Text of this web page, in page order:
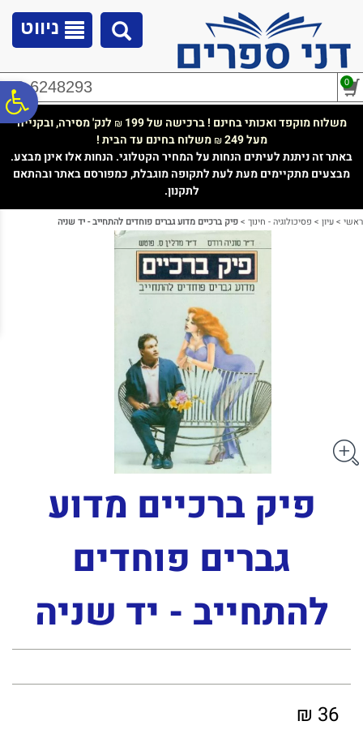
נגישות
ניווט
02-6248293 0
משלוח מוקפד ואכותי בחינם ! ברכישה של 199 ₪ לנק' מסירה, ובקנייה
מעל 249
₪משלוח בחינם עד הבית !
באתר זה ניתנת לעיתים הנחות על המחיר הקטלוגי. הנחות אלו אינן מבצע.
מבצעים מתקיימים מעת לעת לתקופה מוגבלת, כמפורסם באתר ובהתאם
לתקנון.
ראשי >עיון > פסיכולוגיה - חינוך >פיק ברכיים מדוע גברים פוחדים להתחייב - יד שניה
פיק ברכיים מדוע
גברים פוחדים
להתחייב - יד שניה
36 ₪